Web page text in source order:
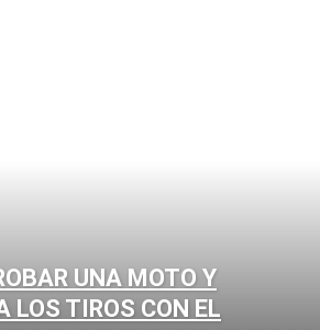
UNA MOTO Y
LOS TIROS CON EL